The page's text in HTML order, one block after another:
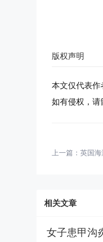
版权声明
本文仅代表作
如有侵权，请
上一篇： 英国
相关文章
女子患甲沟